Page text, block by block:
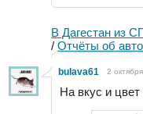
В Дагестан из
/ Отчёты об
bulava61 2
На вкус и